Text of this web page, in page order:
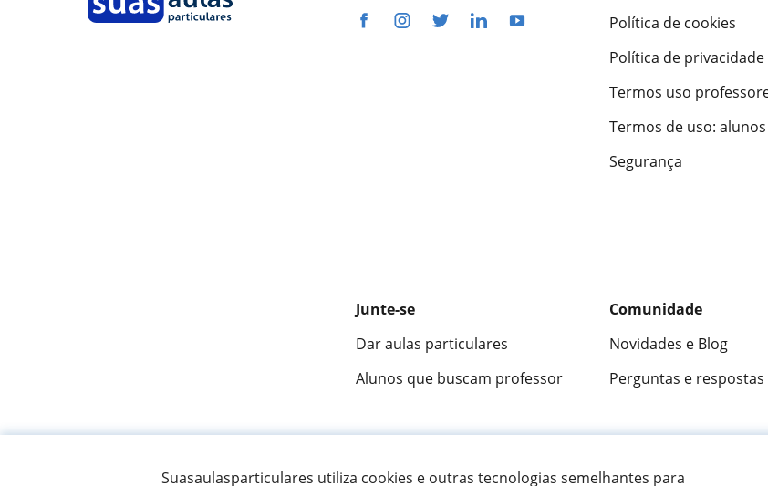
Suasaulasparticulares utiliza cookies e outras tecnologias semelhantes para
Política de cookies
Política de privacidade
Termos uso
Termos de uso: alunos
Segurança
Junte-se
Dar aulas particulares
Alunos que buscam professor
Comunidade
Novidades e Blog
Perguntas e respostas